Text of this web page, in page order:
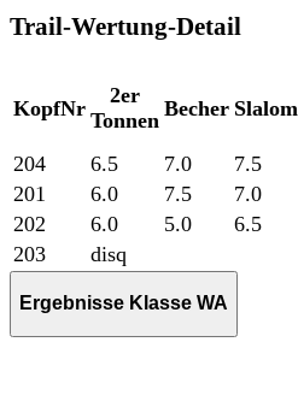
Trail-Wertung-Detail
KopfNr
2er
Tonnen Becher Slalom
204 6.5 7.0 7.5
201
6.0 7.5 7.0
202
6.0 5.0 6.5
203
disq
Ergebnisse Klasse WA